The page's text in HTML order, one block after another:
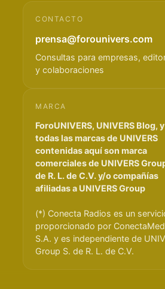
CONTACTO
prensa@forounivers.com
Consultas para empresas,
y colaboraciones
MARCA
ForoUNIVERS, UNIVERS Blog, y
todas las marcas de UNIVERS
contenidas aquí son marca
comerciales de UNIVERS
de R. L. de C.V. y/o compañías
afiliadas a UNIVERS Group
(*) Conecta Radios es un
proporcionado por
S.A. y es independiente de
Group S. de R. L. de C.V.